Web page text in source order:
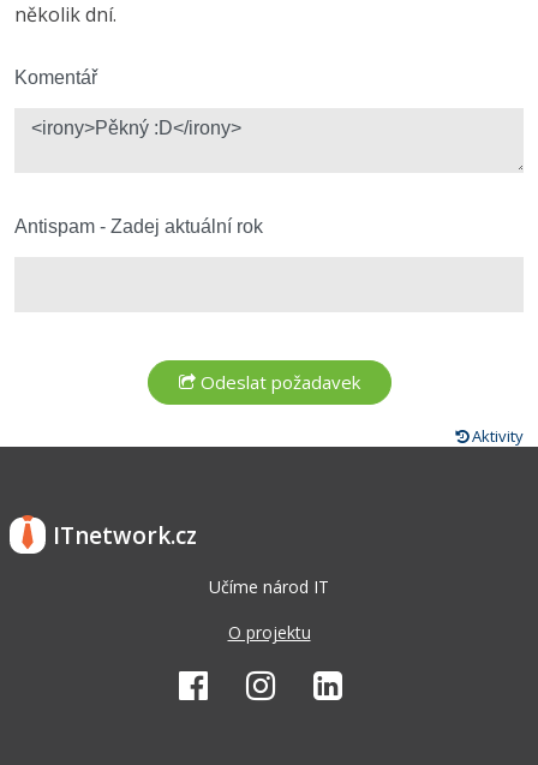
Fórum
Kybernetická bezpečnost
několik dní.
Komentář
Antispam - Zadej aktuální rok
Aktivity
ITnetwork.cz
Učíme národ IT
O projektu